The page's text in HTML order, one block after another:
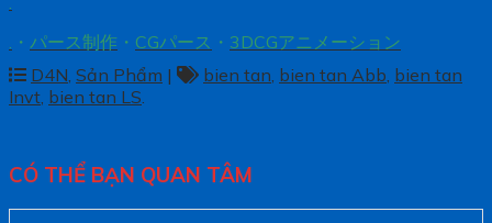
. ・ パース制作 ・ CGパース ・ 3DCGアニメーション
D4N, Sản Phẩm | bien tan, bien tan Abb, bien tan
Invt, bien tan LS.
CÓ THỂ BẠN QUAN TÂM